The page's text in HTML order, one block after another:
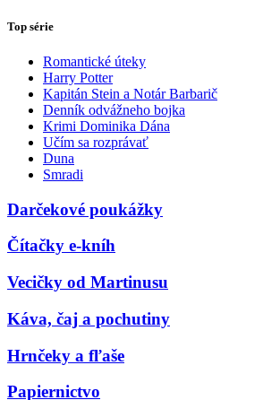
Top série
Romantické úteky
Harry Potter
Kapitán Stein a Notár Barbarič
Denník odvážneho bojka
Krimi Dominika Dána
Učím sa rozprávať
Duna
Smradi
Darčekové poukážky
Čítačky e-kníh
Vecičky od Martinusu
Káva, čaj a pochutiny
Hrnčeky a fľaše
Papiernictvo